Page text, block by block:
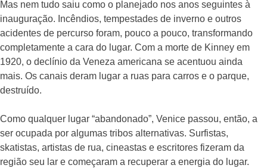
Mas nem tudo saiu como o planejado nos anos seguintes à
inauguração. Incêndios, tempestades de inverno e outros
acidentes de percurso foram, pouco a pouco, transformando
completamente a cara do lugar. Com a morte de Kinney em
1920, o declínio da Veneza americana se acentuou ainda
mais. Os canais deram lugar a ruas para carros e o parque,
destruído.
Como qualquer lugar “abandonado”, Venice passou, então, a
ser ocupada por algumas tribos alternativas. Surfistas,
skatistas, artistas de rua, cineastas e escritores fizeram da
região seu lar e começaram a recuperar a energia do lugar.